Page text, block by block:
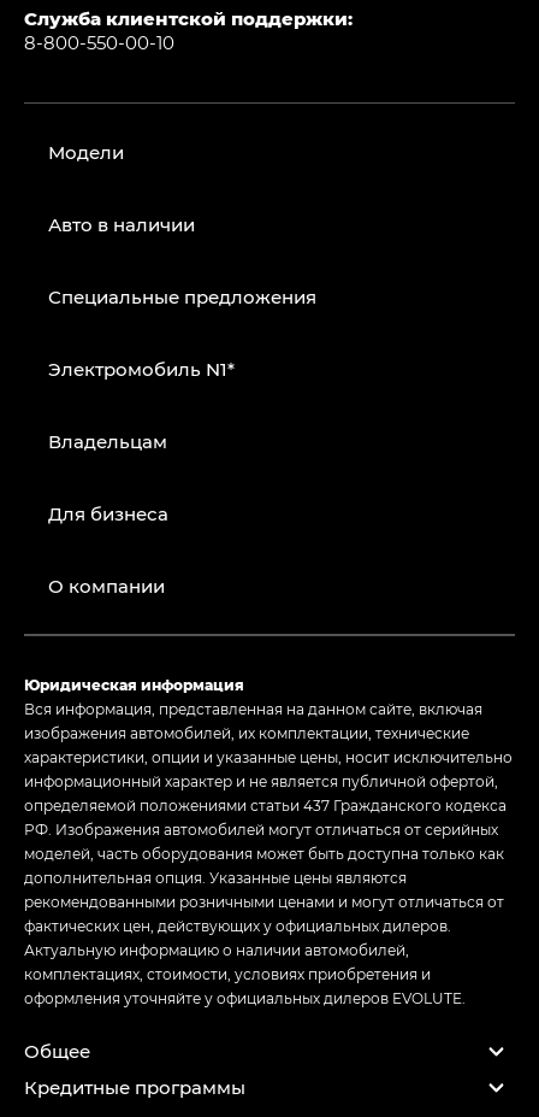
Служба клиентской поддержки:
8-800-550-00-10
Модели
Авто в наличии
Специальные предложения
Электромобиль N1*
Владельцам
Для бизнеса
О компании
Юридическая информация
Вся информация, представленная на данном сайте, включая
изображения автомобилей, их комплектации, технические
характеристики, опции и указанные цены, носит исключительно
информационный характер и не является публичной офертой,
определяемой положениями статьи 437 Гражданского кодекса
РФ. Изображения автомобилей могут отличаться от серийных
моделей, часть оборудования может быть доступна только как
дополнительная опция. Указанные цены являются
рекомендованными розничными ценами и могут отличаться от
фактических цен, действующих у официальных дилеров.
Актуальную информацию о наличии автомобилей,
комплектациях, стоимости, условиях приобретения и
оформления уточняйте у официальных дилеров EVOLUTE.
Общее
Кредитные программы